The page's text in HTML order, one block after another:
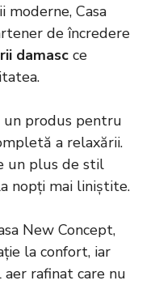
moderne, Casa
de încredere
damasc ce
un produs pentru
a relaxării.
un plus de stil
nopți mai liniștite.
New Concept,
la confort, iar
rafinat care nu